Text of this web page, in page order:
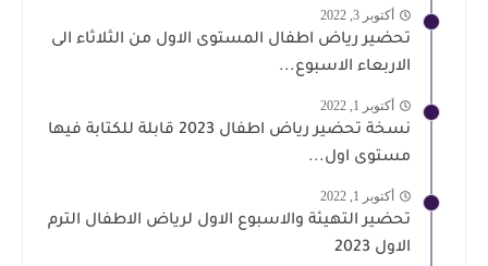
أكتوبر 3, 2022
تحضير رياض اطفال المستوى الاول من الثلاثاء الى
الاربعاء الاسبوع...
أكتوبر 1, 2022
نسخة تحضير رياض اطفال 2023 قابلة للكتابة فيها
مستوى اول...
أكتوبر 1, 2022
تحضير التهيئة والاسبوع الاول لرياض الاطفال الترم
الاول 2023